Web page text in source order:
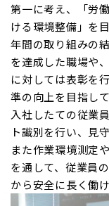
第一に考え、「労
ける環境整備」を
年間の取り組みの
を達成した職場や
に対しては表彰を
準の向上を目指して
入社したての従業
ト識別を行い、見
また作業環境測定
を通して、従業員
から安全に長く働